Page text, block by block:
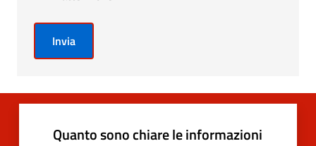
Invia
Quanto sono chiare le informazioni